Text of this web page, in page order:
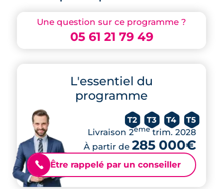
Une question sur ce programme ?
05 61 21 79 49
L'essentiel du
programme
T2 T3 T4 T5
Livraison 2èmetrim. 2028
À partir de 285 000€
📞 Être rappelé par un conseiller